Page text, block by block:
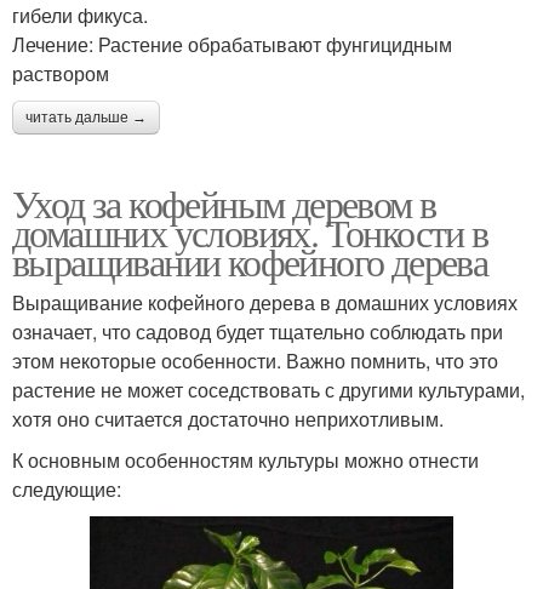
гибели фикуса.
Лечение: Растение обрабатывают фунгицидным
раствором
читать дальше →
Уход за кофейным деревом в
домашних условиях. Тонкости в
выращивании кофейного дерева
Выращивание кофейного дерева в домашних условиях
означает, что садовод будет тщательно соблюдать при
этом некоторые особенности. Важно помнить, что это
растение не может соседствовать с другими культурами,
хотя оно считается достаточно неприхотливым.
К основным особенностям культуры можно отнести
следующие: